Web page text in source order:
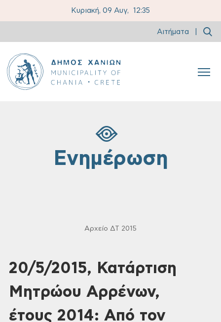
Κυριακή, 09 Αυγ, 12:35
Αιτήματα
Ενημέρωση
Αρχείο ΔΤ 2015
20/5/2015, Κατάρτιση
Μητρώου Αρρένων,
έτους 2014: Από τον